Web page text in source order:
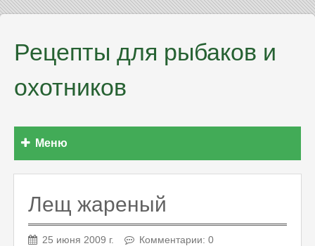
Рецепты для рыбаков и
охотников
Меню
Лещ жареный
25 июня 2009 г.
Комментарии: 0